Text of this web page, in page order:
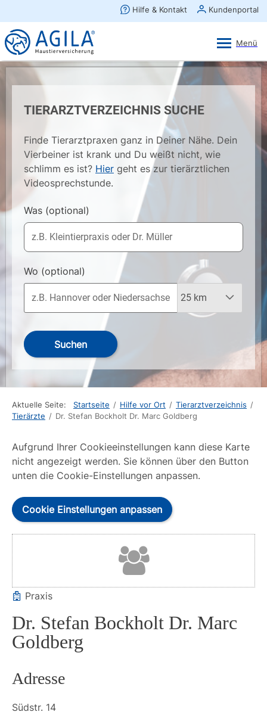
TIERARZTVERZEICHNIS SUCHE
Finde Tierarztpraxen ganz in Deiner Nähe. Dein
Vierbeiner ist krank und Du weißt nicht, wie
schlimm es ist? Hier geht es zur tierärztlichen
Videosprechstunde.
Was (optional)
Wo (optional)
Suchen
Aktuelle Seite: Startseite / Hilfe vor Ort / Tierarztverzeichnis /
Tierärzte / Dr. Stefan Bockholt Dr. Marc Goldberg
Aufgrund Ihrer Cookieeinstellungen kann diese Karte
nicht angezeigt werden. Sie können über den Button
unten die Cookie-Einstellungen anpassen.
Cookie Einstellungen anpassen
Praxis
Dr. Stefan Bockholt Dr. Marc
Goldberg
Adresse
Südstr. 14
×
AGILA Kunden-App
Gratis - Im Play Store laden
Ansehen